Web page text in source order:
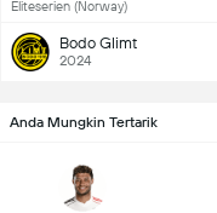
Eliteserien (Norway)
Bodo Glimt
2024
Anda Mungkin Tertarik